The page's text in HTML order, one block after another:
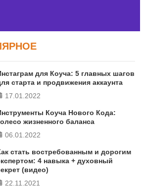
Тест FERMI
в 5 главных сферахдля Коуча: 5 главных шагов
старта и продвижения аккаунта
17.01.2022
Коуча Нового Кода:
жизненного баланса
06.01.2022
стать востребованным и дорогим
4 навыка + духовный
(видео)
22.11.2021